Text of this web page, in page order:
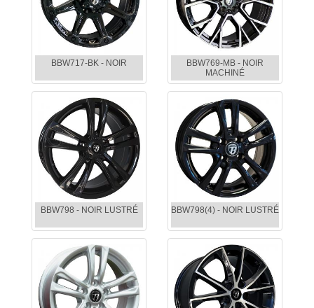
BBW717-BK - NOIR
BBW769-MB - NOIR
MACHINÉ
BBW798 - NOIR LUSTRÉ BBW798(4) - NOIR LUSTRÉ